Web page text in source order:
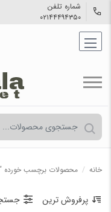
شماره تلفن
۰۲۱۴۴۴۹۴۳۵۰
خانه / محصولات برچسب خورده
پرفروش ترین